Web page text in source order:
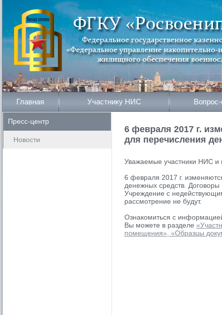
Главная Участнику НИС Вопрос-
Пресс-центр
Новости
6 февраля 2017 г.
для перечисления
Уважаемые участники НИС и
6 февраля 2017 г.
денежных средств.
Учреждение с
рассмотрение не будут.
Ознакомиться с
Вы можете в разделе
помещения», «Образцы